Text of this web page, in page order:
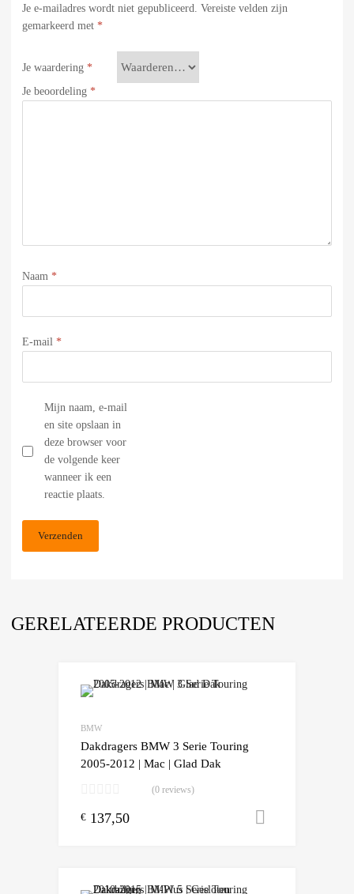
Je e-mailadres wordt niet gepubliceerd. Vereiste velden zijn
gemarkeerd met *
Je waardering *
Je beoordeling *
Naam *
E-mail *
Mijn naam, e-mail
en site opslaan in
deze browser voor
de volgende keer
wanneer ik een
reactie plaats.
GERELATEERDE PRODUCTEN
BMW
Dakdragers BMW 3 Serie Touring
2005-2012 | Mac | Glad Dak
(0 reviews)
€ 137,50